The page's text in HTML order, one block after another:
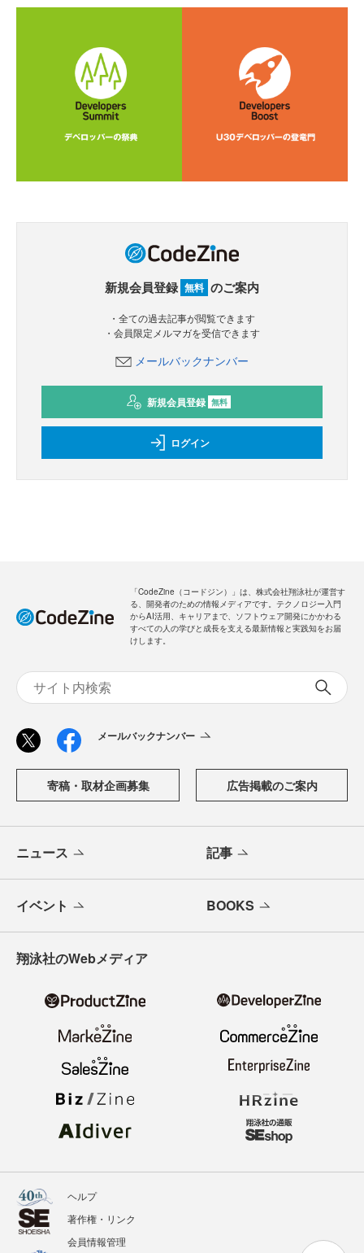
新規会員登録 無料 のご案内
・全ての過去記事が閲覧できます
・会員限定メルマガを受信できます
メールバックナンバー
新規会員登録 無料
ログイン
「CodeZine（コードジン）」は、株式会社翔泳社が運営す
る、開発者のための情報メディアです。テクノロジー入門
からAI活用、キャリアまで、ソフトウェア開発にかかわる
すべての人の学びと成長を支える最新情報と実践知をお届
けします。
メールバックナンバー
寄稿・取材企画募集 広告掲載のご案内
ニュース 記事
イベント BOOKS
翔泳社のWebメディア
ヘルプ
著作権・リンク
会員情報管理